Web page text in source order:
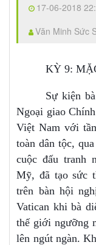
17-06-2018
Văn Minh Sức
KỲ 9:
Sự kiện
Ngoại giao
Việt Nam với
toàn dân tộc,
cuộc đấu tranh
Mỹ, đã tạo sức
trên bàn hội
Vatican khi bà
thế giới ngưỡng
lên ngút ngàn.